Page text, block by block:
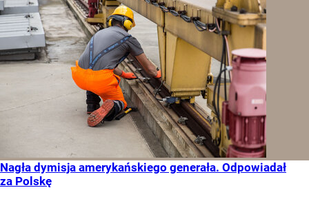
Nagła dymisja amerykańskiego generała. Odpowiadał
za Polskę